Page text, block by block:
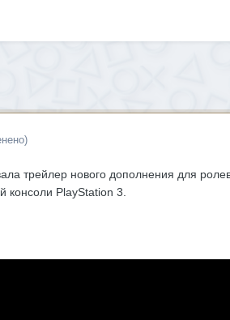
трейлер нового дополнения для
консоли PlayStation 3.